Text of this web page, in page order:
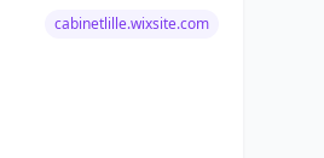
cabinetlille.wixsite.com